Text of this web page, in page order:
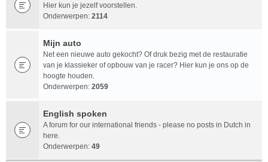
Hier kun je jezelf voorstellen.
Onderwerpen: 2114
Mijn auto
Net een nieuwe auto gekocht? Of druk bezig met de restauratie
van je klassieker of opbouw van je racer? Hier kun je ons op de
hoogte houden.
Onderwerpen: 2059
English spoken
A forum for our international friends - please no posts in Dutch in
here.
Onderwerpen: 49